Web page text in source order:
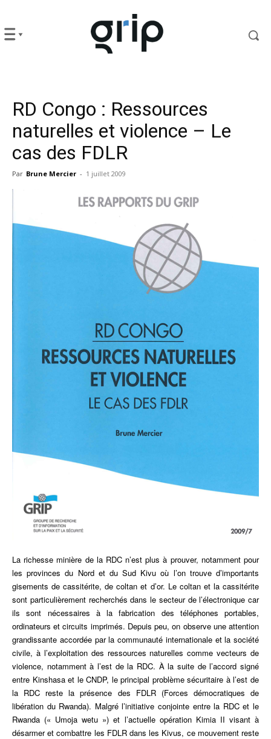
RD Congo : Ressources
naturelles et violence – Le
cas des FDLR
Par Brune Mercier - 1 juillet 2009
La richesse minière de la RDC n’est plus à prouver, notamment pour
les provinces du Nord et du Sud Kivu où l’on trouve d’importants
gisements de cassitérite, de coltan et d’or. Le coltan et la cassitérite
sont particulièrement recherchés dans le secteur de l’électronique car
ils sont nécessaires à la fabrication des téléphones portables,
ordinateurs et circuits imprimés. Depuis peu, on observe une attention
grandissante accordée par la communauté internationale et la société
civile, à l’exploitation des ressources naturelles comme vecteurs de
violence, notamment à l’est de la RDC. À la suite de l’accord signé
entre Kinshasa et le CNDP, le principal problème sécuritaire à l’est de
la RDC reste la présence des FDLR (Forces démocratiques de
libération du Rwanda). Malgré l’initiative conjointe entre la RDC et le
Rwanda (« Umoja wetu ») et l’actuelle opération Kimia II visant à
désarmer et combattre les FDLR dans les Kivus, ce mouvement reste